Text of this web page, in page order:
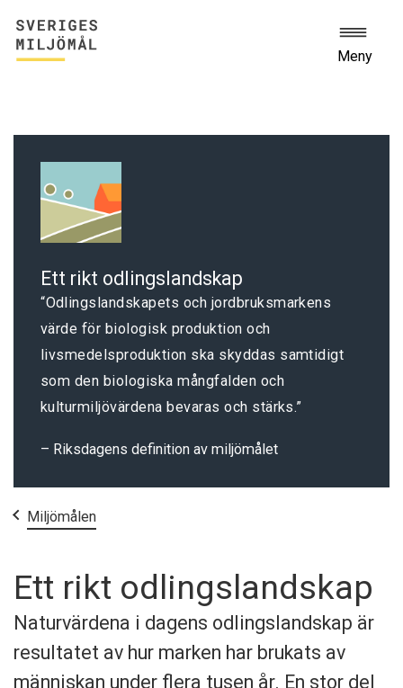
Meny
Ett rikt odlingslandskap
Odlingslandskapets och jordbruksmarkens
värde för biologisk produktion och
livsmedelsproduktion ska skyddas samtidigt
som den biologiska mångfalden och
kulturmiljövärdena bevaras och stärks.
– Riksdagens definition av miljömålet
Start
Miljömålen
Ett rikt odlingslandskap
Naturvärdena i dagens odlingslandskap är
resultatet av hur marken har brukats av
människan under flera tusen år. En stor del